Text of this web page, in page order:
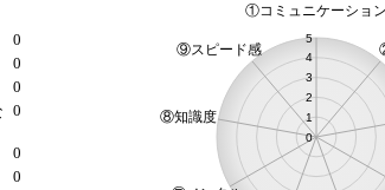
0
0
0
0
0
0